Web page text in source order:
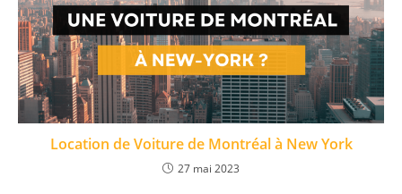
Location de Voiture de Montréal à New York
27 mai 2023